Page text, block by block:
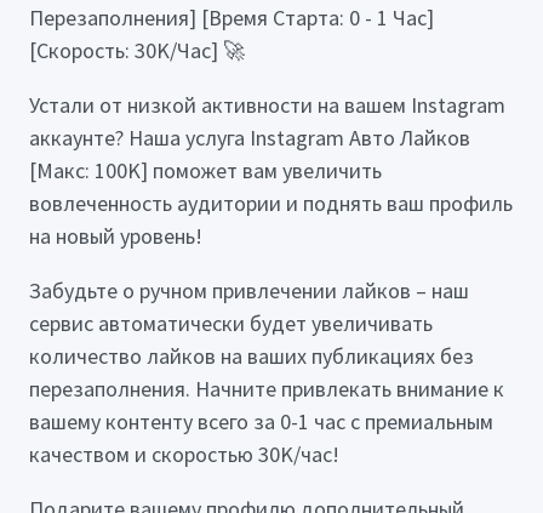
Перезаполнения] [Время Старта: 0 - 1 Час]
[Скорость: 30K/Час] 🚀
Устали от низкой активности на вашем Instagram
аккаунте? Наша услуга Instagram Авто Лайков
[Макс: 100K] поможет вам увеличить
вовлеченность аудитории и поднять ваш профиль
на новый уровень!
Забудьте о ручном привлечении лайков – наш
сервис автоматически будет увеличивать
количество лайков на ваших публикациях без
перезаполнения. Начните привлекать внимание к
вашему контенту всего за 0-1 час с премиальным
качеством и скоростью 30K/час!